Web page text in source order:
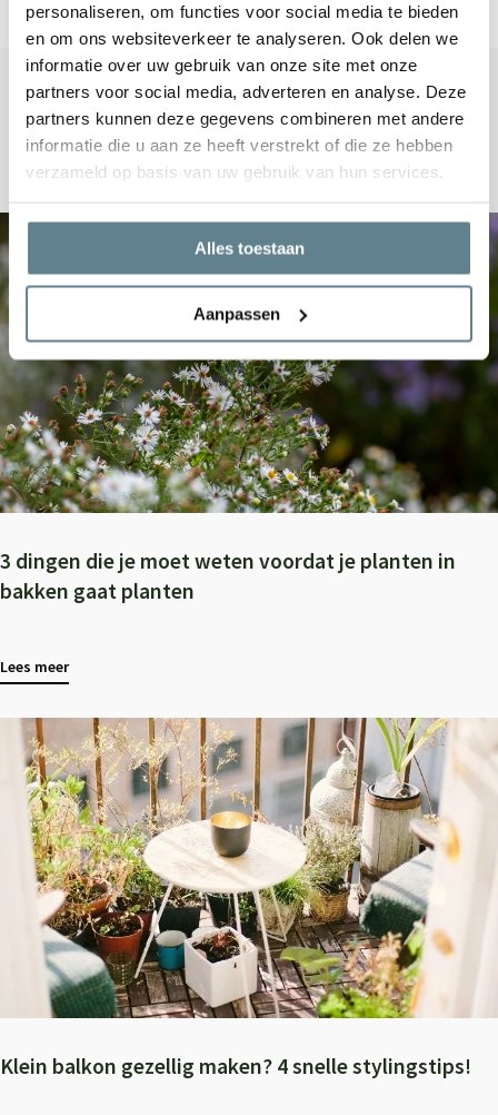
personaliseren, om functies voor social media te bieden
en om ons websiteverkeer te analyseren. Ook delen we
informatie over uw gebruik van onze site met onze
partners voor social media, adverteren en analyse. Deze
partners kunnen deze gegevens combineren met andere
informatie die u aan ze heeft verstrekt of die ze hebben
verzameld op basis van uw gebruik van hun services.
Alles toestaan
Aanpassen
Blogs
Recente artikelen
3 dingen die je moet weten voordat je planten in
bakken gaat planten
Lees meer
Klein balkon gezellig maken? 4 snelle stylingstips!